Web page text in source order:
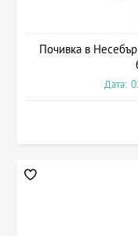
Почивка в
Дата: